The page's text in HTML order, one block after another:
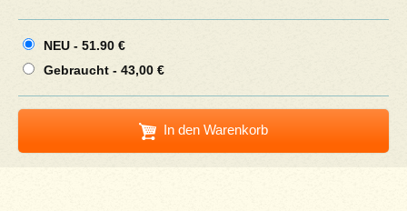
NEU -51.90 €
Gebraucht - 43,00 €
In den Warenkorb